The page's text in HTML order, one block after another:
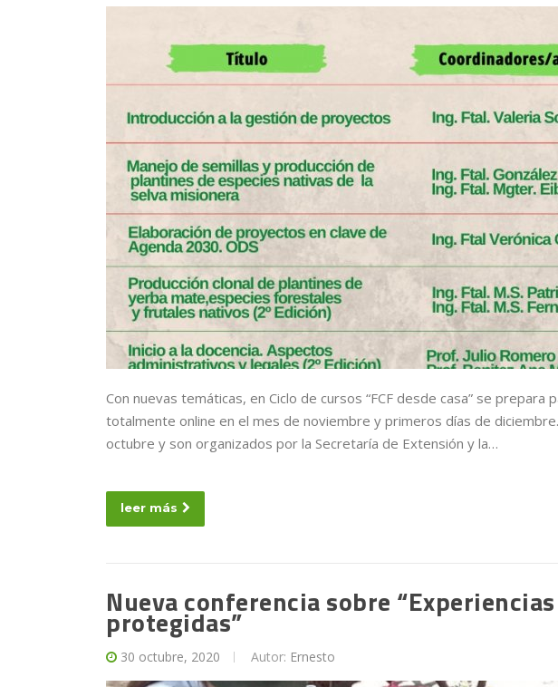
Con nuevas temáticas, en Ciclo de cursos “FCF desde casa” se prepara
totalmente online en el mes de noviembre y primeros días de
octubre y son organizados por la Secretaría de Extensión y la…
leer más
Nueva conferencia sobre
protegidas”
30 octubre, 2020 Autor: Ernesto